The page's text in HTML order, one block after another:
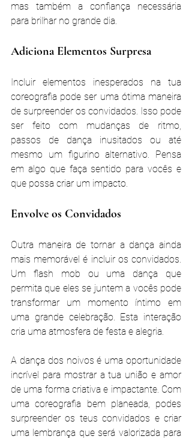
mas também a confiança necessária
para brilhar no grande dia​.
Adiciona Elementos Surpresa
Incluir elementos inesperados na tua
coreografia pode ser uma ótima maneira
de surpreender os convidados. Isso pode
ser feito com mudanças de ritmo,
passos de dança inusitados ou até
mesmo um figurino alternativo. Pensa
em algo que faça sentido para vocês e
que possa criar um impacto.
Envolve os Convidados
Outra maneira de tornar a dança ainda
mais memorável é incluir os convidados.
Um flash mob ou uma dança que
permita que eles se juntem a vocês pode
transformar um momento íntimo em
uma grande celebração. Esta interação
cria uma atmosfera de festa e alegria.
A dança dos noivos é uma oportunidade
incrível para mostrar a tua união e amor
de uma forma criativa e impactante. Com
uma coreografia bem planeada, podes
surpreender os teus convidados e criar
uma lembrança que será valorizada para